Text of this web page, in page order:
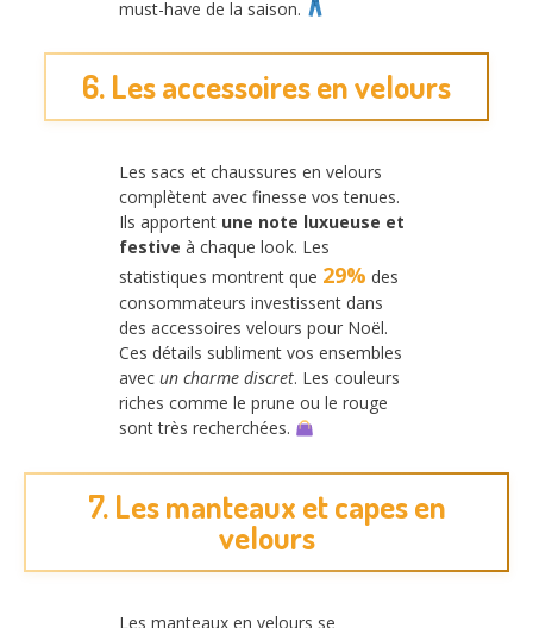
must-have de la saison.
6. Les accessoires en velours
Les sacs et chaussures en velours
complètent avec finesse vos tenues.
Ils apportent une note luxueuse et
festive à chaque look. Les
statistiques montrent que 29% des
consommateurs investissent dans
des accessoires velours pour Noël.
Ces détails subliment vos ensembles
avec un charme discret. Les couleurs
riches comme le prune ou le rouge
sont très recherchées.
7. Les manteaux et capes en
velours
Les manteaux en velours se